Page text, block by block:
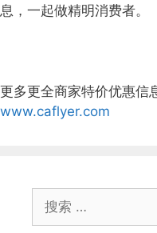
息，一起做精明消费者。
更多更全商家特价优惠信
www.caflyer.com
索：